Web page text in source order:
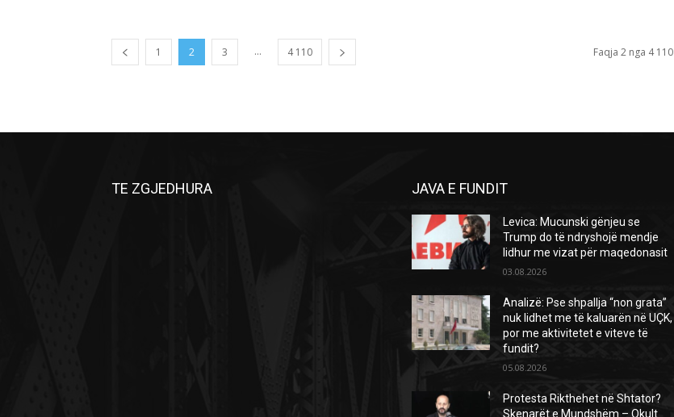
1 2 3 ... 4 110 Faqja 2 nga 4 110
TE ZGJEDHURA JAVA E FUNDIT
Levica: Mucunski gënjeu se
Trump do të ndryshojë mendje
lidhur me vizat për maqedonasit
03.08.2026
Analizë: Pse shpallja “non grata”
nuk lidhet me të kaluarën në UÇK,
por me aktivitetet e viteve të
fundit?
05.08.2026
Protesta Rikthehet në Shtator?
Skenarët e Mundshëm – Okult